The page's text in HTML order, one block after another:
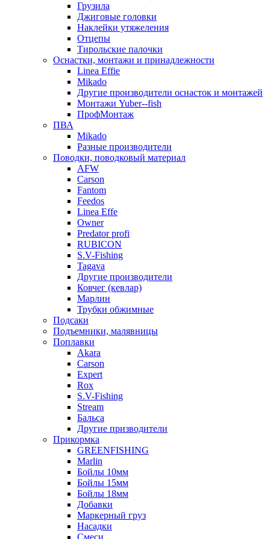
Грузила
Джиговые головки
Наклейки утяжеления
Отцепы
Тирольские палочки
Оснастки, монтажи и принадлежности
Linea Effie
Mikado
Другие производители оснасток и монтажей
Монтажи Yuber--fish
ПрофМонтаж
ПВА
Mikado
Разные производители
Поводки, поводковый материал
AFW
Carson
Fantom
Feedos
Linea Effe
Owner
Predator profi
RUBICON
S.V-Fishing
Tagava
Другие производители
Ковчег (кевлар)
Марлин
Трубки обжимные
Подсаки
Подъемники, малявницы
Поплавки
Akara
Carson
Expert
Rox
S.V-Fishing
Stream
Бальса
Другие призводители
Прикормка
GREENFISHING
Marlin
Бойлы 10мм
Бойлы 15мм
Бойлы 18мм
Добавки
Маркерный груз
Насадки
Смеси